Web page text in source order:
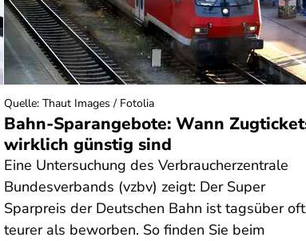
Bahn-Sparangebote: Wann
wirklich günstig sind
Eine Untersuchung des Verbraucherzentrale
Bundesverbands (vzbv) zeigt: Der Super
Sparpreis der Deutschen Bahn ist tagsüber oft
teurer als beworben. So finden Sie beim
Quelle: Thaut Images / Fotolia